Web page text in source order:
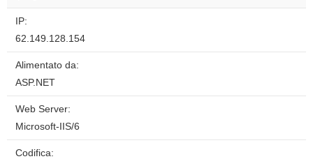
IP:
62.149.128.154
Alimentato da:
ASP.NET
Web Server:
Microsoft-IIS/6
Codifica: